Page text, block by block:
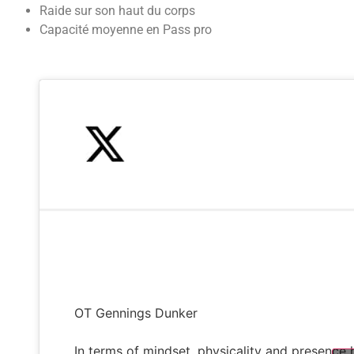
Raide sur son haut du corps
Capacité moyenne en Pass pro
OT Gennings Dunker
In terms of mindset, physicality and presence